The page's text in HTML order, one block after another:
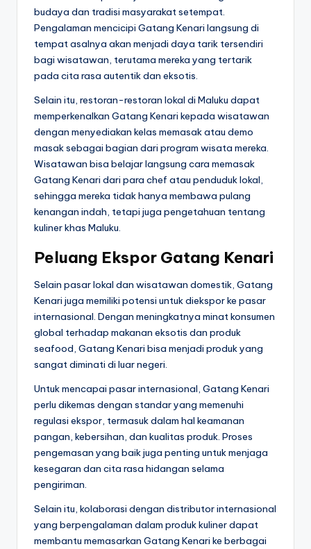
budaya dan tradisi masyarakat setempat.
Pengalaman mencicipi Gatang Kenari langsung di
tempat asalnya akan menjadi daya tarik tersendiri
bagi wisatawan, terutama mereka yang tertarik
pada cita rasa autentik dan eksotis.
Selain itu, restoran-restoran lokal di Maluku dapat
memperkenalkan Gatang Kenari kepada wisatawan
dengan menyediakan kelas memasak atau demo
masak sebagai bagian dari program wisata mereka.
Wisatawan bisa belajar langsung cara memasak
Gatang Kenari dari para chef atau penduduk lokal,
sehingga mereka tidak hanya membawa pulang
kenangan indah, tetapi juga pengetahuan tentang
kuliner khas Maluku.
Peluang Ekspor Gatang Kenari
Selain pasar lokal dan wisatawan domestik, Gatang
Kenari juga memiliki potensi untuk diekspor ke pasar
internasional. Dengan meningkatnya minat konsumen
global terhadap makanan eksotis dan produk
seafood, Gatang Kenari bisa menjadi produk yang
sangat diminati di luar negeri.
Untuk mencapai pasar internasional, Gatang Kenari
perlu dikemas dengan standar yang memenuhi
regulasi ekspor, termasuk dalam hal keamanan
pangan, kebersihan, dan kualitas produk. Proses
pengemasan yang baik juga penting untuk menjaga
kesegaran dan cita rasa hidangan selama
pengiriman.
Selain itu, kolaborasi dengan distributor internasional
yang berpengalaman dalam produk kuliner dapat
membantu memasarkan Gatang Kenari ke berbagai